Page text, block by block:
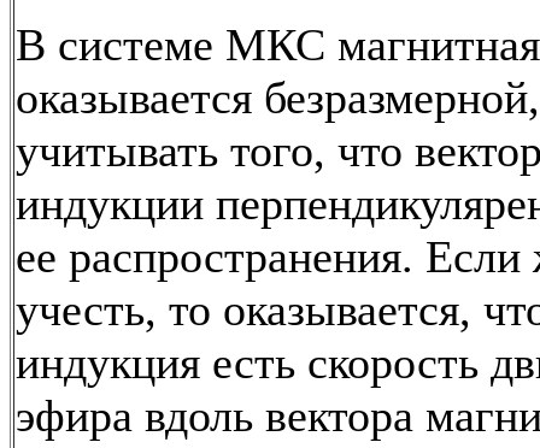
В системе МКС
оказывается
учитывать того, что
индукции
ее распространения. Если
учесть, то оказывается,
индукция есть скорость
эфира вдоль вектора